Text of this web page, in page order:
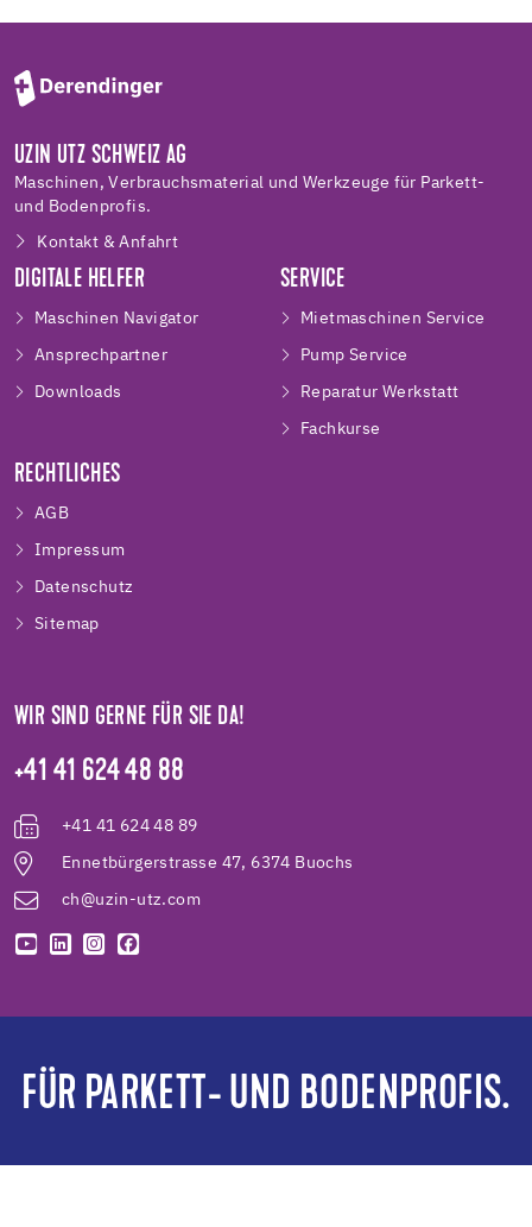
UZIN UTZ SCHWEIZ AG
Maschinen, Verbrauchsmaterial und Werkzeuge für Parkett-
und Bodenprofis.
Kontakt & Anfahrt
DIGITALE HELFER
Maschinen Navigator
Ansprechpartner
Downloads
SERVICE
Mietmaschinen Service
Pump Service
Reparatur Werkstatt
Fachkurse
RECHTLICHES
AGB
Impressum
Datenschutz
Sitemap
WIR SIND GERNE FÜR SIE DA!
+41 41 624 48 88
+41 41 624 48 89
Ennetbürgerstrasse 47, 6374 Buochs
ch@uzin-utz.com
FÜR PARKETT- UND BODENPROFIS.